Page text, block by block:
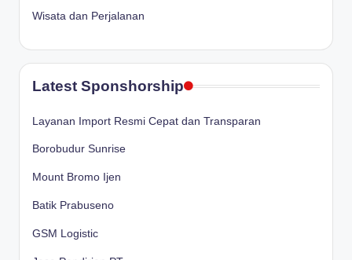
Wisata dan Perjalanan
Latest Sponshorship
Layanan Import Resmi Cepat dan Transparan
Borobudur Sunrise
Mount Bromo Ijen
Batik Prabuseno
GSM Logistic